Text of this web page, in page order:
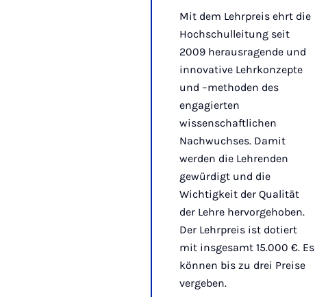
Mit dem Lehrpreis ehrt die
Hochschulleitung seit
2009 herausragende und
innovative Lehrkonzepte
und –methoden des
engagierten
wissenschaftlichen
Nachwuchses. Damit
werden die Lehrenden
gewürdigt und die
Wichtigkeit der Qualität
der Lehre hervorgehoben.
Der Lehrpreis ist dotiert
mit insgesamt 15.000 €. Es
können bis zu drei Preise
vergeben.